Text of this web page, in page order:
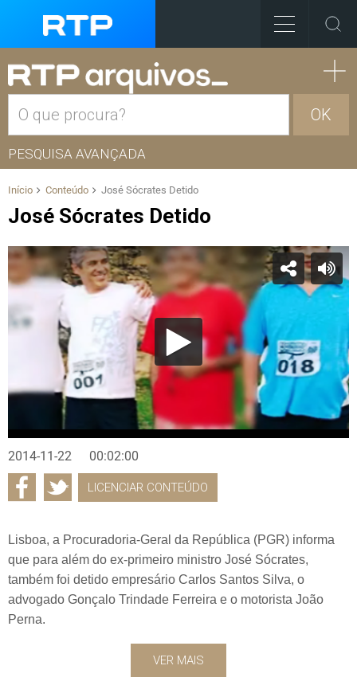
OK
PESQUISA AVANÇADA
Início Conteúdo José Sócrates Detido
José Sócrates Detido
2014-11-22 00:02:00
LICENCIAR CONTEÚDO
Lisboa, a Procuradoria-Geral da República (PGR) informa
que para além do ex-primeiro ministro José Sócrates,
também foi detido empresário Carlos Santos Silva, o
advogado Gonçalo Trindade Ferreira e o motorista João
Perna.
VER MAIS